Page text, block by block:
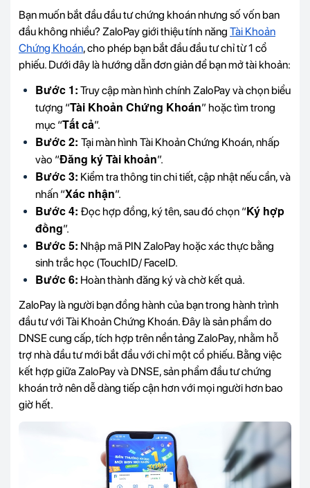
Bạn muốn bắt đầu đầu tư chứng khoán nhưng số vốn ban
đầu không nhiều? ZaloPay giới thiệu tính năng Tài Khoản
Chứng Khoán, cho phép bạn bắt đầu đầu tư chỉ từ 1 cổ
phiếu. Dưới đây là hướng dẫn đơn giản để bạn mở tài khoản:
Bước 1: Truy cập màn hình chính ZaloPay và chọn biểu
tượng “Tài Khoản Chứng Khoán” hoặc tìm trong
mục “Tất cả”.
Bước 2: Tại màn hình Tài Khoản Chứng Khoán, nhấp
vào “Đăng ký Tài khoản”.
Bước 3: Kiểm tra thông tin chi tiết, cập nhật nếu cần, và
nhấn “Xác nhận”.
Bước 4: Đọc hợp đồng, ký tên, sau đó chọn “Ký hợp
đồng”.
Bước 5: Nhập mã PIN ZaloPay hoặc xác thực bằng
sinh trắc học (TouchID/ FaceID.
Bước 6: Hoàn thành đăng ký và chờ kết quả.
ZaloPay là người bạn đồng hành của bạn trong hành trình
đầu tư với Tài Khoản Chứng Khoán. Đây là sản phẩm do
DNSE cung cấp, tích hợp trên nền tảng ZaloPay, nhằm hỗ
trợ nhà đầu tư mới bắt đầu với chỉ một cổ phiếu. Bằng việc
kết hợp giữa ZaloPay và DNSE, sản phẩm đầu tư chứng
khoán trở nên dễ dàng tiếp cận hơn với mọi người hơn bao
giờ hết.